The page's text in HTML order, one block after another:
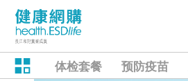
体检套餐 预防疫苗